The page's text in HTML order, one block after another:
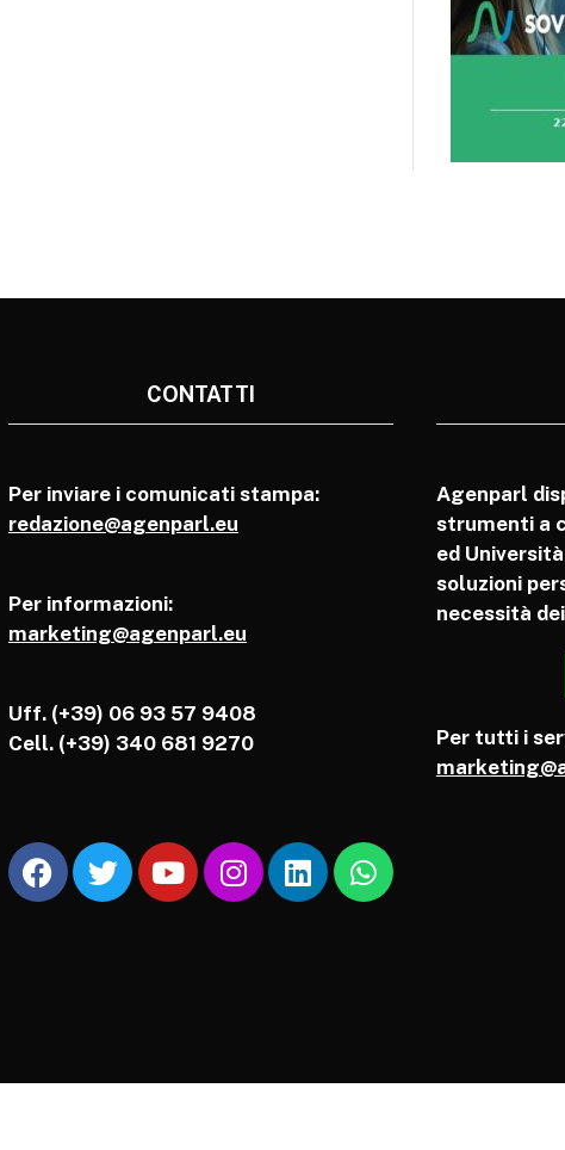
CONTATTI
Per inviare i comunicati stampa:
redazione@agenparl.eu
Per informazioni:
marketing@agenparl.eu
Uff. (+39) 06 93 57 9408
Cell. (+39) 340 681 9270
Agenparl
strumenti a
ed
soluzioni
necessità
Per tutti i